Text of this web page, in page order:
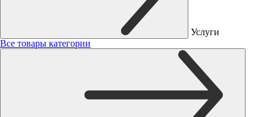
Услуги
Все товары категории